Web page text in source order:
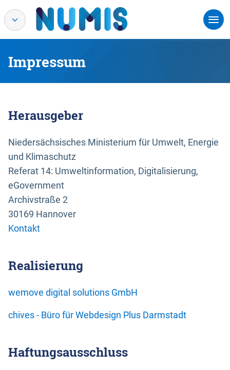
Impressum
Herausgeber
Niedersächsisches Ministerium für Umwelt, Energie
und Klimaschutz
Referat 14: Umweltinformation, Digitalisierung,
eGovernment
Archivstraße 2
30169 Hannover
Kontakt
Realisierung
wemove digital solutions GmbH
chives - Büro für Webdesign Plus Darmstadt
Haftungsausschluss